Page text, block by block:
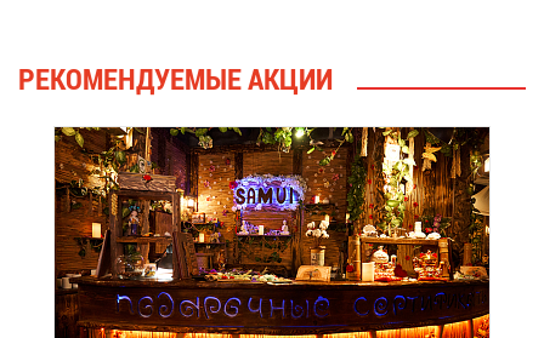
РЕ­КО­МЕН­ДУ­Е­МЫЕ АК­ЦИИ